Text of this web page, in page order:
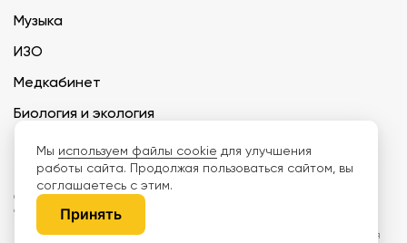
Музыка
ИЗО
Медкабинет
Биология и экология
Технология
ООО «Дети наше будущее» ИНН 6671165273 ОГРН 1216600030250 КПП
667101001 БИК 046577674
Информация на сайте не является публичной офертой. Изображения
Мы используем файлы cookie для улучшения
работы сайта. Продолжая пользоваться сайтом, вы
соглашаетесь с этим.
Принять